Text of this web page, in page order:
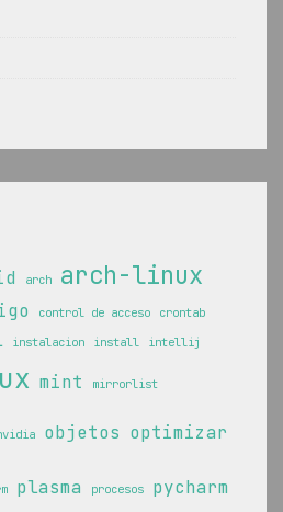
arch arch-linux
control de acceso
crontab
instalacion install intellij
mint mirrorlist
objetos optimizar
plasma procesos pycharm